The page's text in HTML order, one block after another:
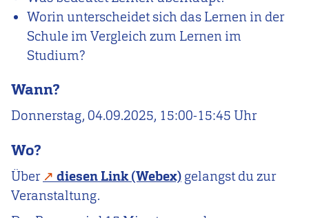
Worin unterscheidet sich das Lernen in der
Schule im Vergleich zum Lernen im
Studium?
Wann?
Donnerstag, 04.09.2025, 15:00-15:45 Uhr
Wo?
Über diesen Link (Webex) gelangst du zur
Veranstaltung.